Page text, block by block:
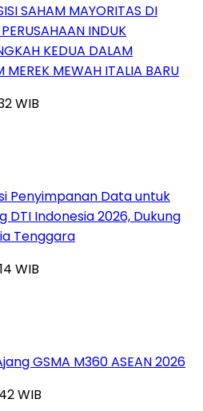
SAHAM MAYORITAS DI
INDUK
KEDUA DALAM
MEWAH ITALIA BARU
WIB
Penyimpanan Data untuk
DTI Indonesia 2026, Dukung
Tenggara
WIB
GSMA M360 ASEAN 2026
WIB